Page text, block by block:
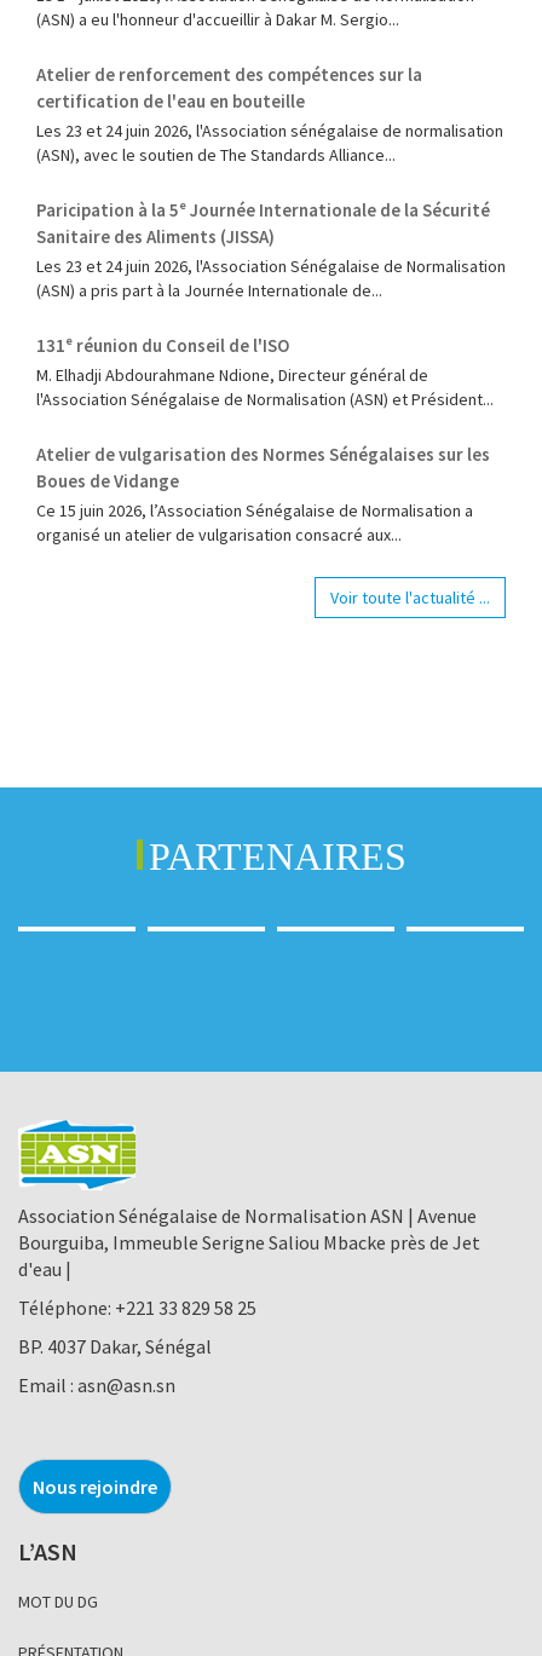
(ASN) a eu l'honneur d'accueillir à Dakar M. Sergio...
Atelier de renforcement des compétences sur la
certification de l'eau en bouteille
Les 23 et 24 juin 2026, l'Association sénégalaise de normalisation
(ASN), avec le soutien de The Standards Alliance...
Paricipation à la 5ᵉ Journée Internationale de la Sécurité
Sanitaire des Aliments (JISSA)
‎Les 23 et 24 juin 2026, l'Association Sénégalaise de Normalisation
(ASN) a pris part à la Journée Internationale de...
131ᵉ réunion du Conseil de l'ISO
M. Elhadji Abdourahmane Ndione, Directeur général de
l'Association Sénégalaise de Normalisation (ASN) et Président...
Atelier de vulgarisation des Normes Sénégalaises sur les
Boues de Vidange
Ce 15 juin 2026, l’Association Sénégalaise de Normalisation a
organisé un atelier de vulgarisation consacré aux...
Voir toute l'actualité ...
PARTENAIRES
Association Sénégalaise de Normalisation ASN | Avenue
Bourguiba, Immeuble Serigne Saliou Mbacke près de Jet
d'eau |
Téléphone: +221 33 829 58 25
BP. 4037 Dakar, Sénégal
Email : asn@asn.sn
Nous rejoindre
L’ASN
MOT DU DG